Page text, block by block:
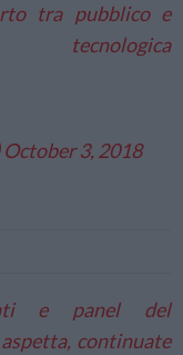
tra pubblico e
tecnologica
October 3, 2018
e panel del
continuate